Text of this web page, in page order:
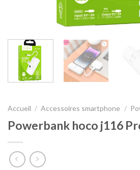
Accueil / Accessoires smartphone /
Powerbank hoco j116